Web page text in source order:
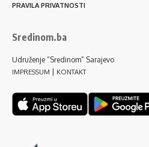
PRAVILA PRIVATNOSTI
Sredinom.ba
Udruženje “Sredinom” Sarajevo
IMPRESSUM KONTAKT